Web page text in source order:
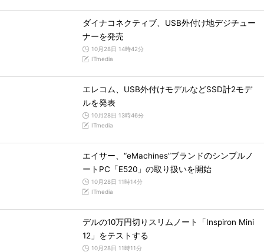
ダイナコネクティブ、USB外付け地デジチュー
ナーを発売
10月28日 14時42分
ITmedia
エレコム、USB外付けモデルなどSSD計2モデ
ルを発表
10月28日 13時46分
ITmedia
エイサー、“eMachines”ブランドのシンプルノ
ートPC「E520」の取り扱いを開始
10月28日 11時14分
ITmedia
デルの10万円切りスリムノート「Inspiron Mini
12」をテストする
10月28日 11時11分